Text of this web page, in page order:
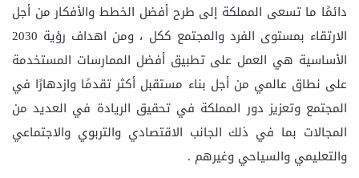
دائمًا ما تسعى المملكة إلى طرح أفضل الخطط والأفكار من أجل
الارتقاء بمستوى الفرد والمجتمع ككل ، ومن اهداف رؤية 2030
الأساسية هي العمل على تطبيق أفضل الممارسات المستخدمة
على نطاق عالمي من أجل بناء مستقبل أكثر تقدمًا وازدهارًا في
المجتمع وتعزيز دور المملكة في تحقيق الريادة في العديد من
المجالات بما في ذلك الجانب الاقتصادي والتربوي والاجتماعي
والتعليمي والسياحي وغيرهم .